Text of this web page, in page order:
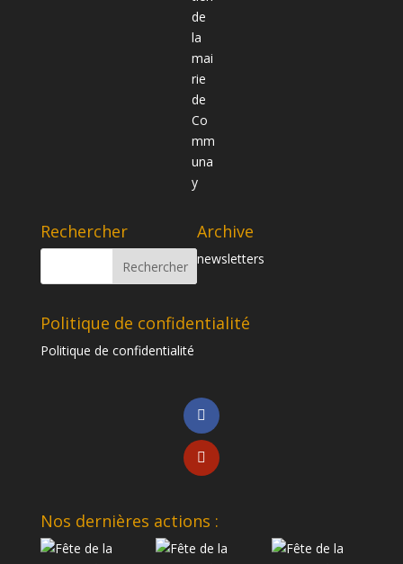
Rechercher Archive
newsletters
Politique de confidentialité
Politique de confidentialité
Nos dernières actions :